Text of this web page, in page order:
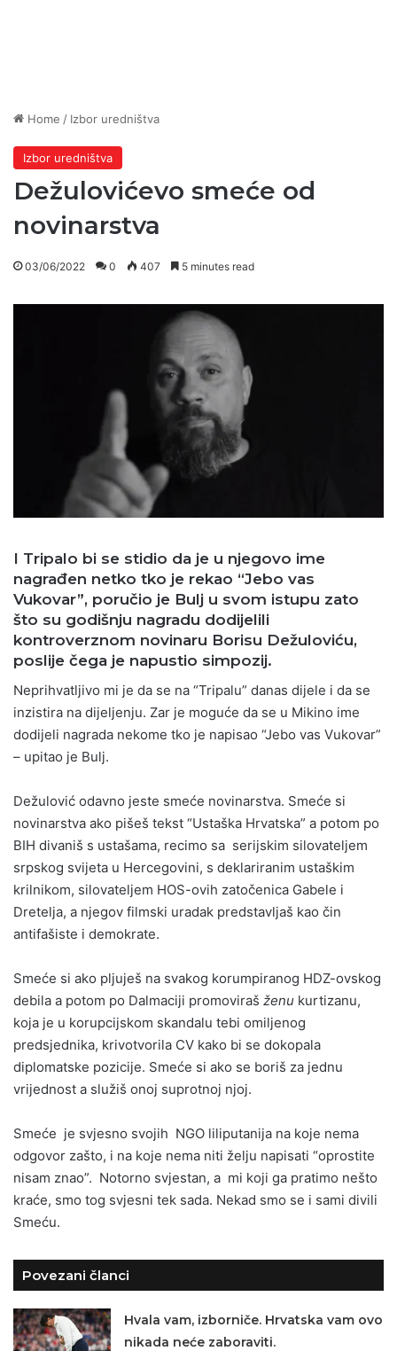
Home / Izbor uredništva
Izbor uredništva
Dežulovićevo smeće od
novinarstva
03/06/2022 0 407 5 minutes read
I Tripalo bi se stidio da je u njegovo ime
nagrađen netko tko je rekao “Jebo vas
Vukovar”, poručio je Bulj u svom istupu zato
što su godišnju nagradu dodijelili
kontroverznom novinaru Borisu Dežuloviću,
poslije čega je napustio simpozij.
Neprihvatljivo mi je da se na “Tripalu” danas dijele i da se
inzistira na dijeljenju. Zar je moguće da se u Mikino ime
dodijeli nagrada nekome tko je napisao “Jebo vas Vukovar”
– upitao je Bulj.
Dežulović odavno jeste smeće novinarstva. Smeće si
novinarstva ako pišeš tekst “Ustaška Hrvatska” a potom po
BIH divaniš s ustašama, recimo sa serijskim silovateljem
srpskog svijeta u Hercegovini, s deklariranim ustaškim
krilnikom, silovateljem HOS-ovih zatočenica Gabele i
Dretelja, a njegov filmski uradak predstavljaš kao čin
antifašiste i demokrate.
Smeće si ako pljuješ na svakog korumpiranog HDZ-ovskog
debila a potom po Dalmaciji promoviraš ženu kurtizanu,
koja je u korupcijskom skandalu tebi omiljenog
predsjednika, krivotvorila CV kako bi se dokopala
diplomatske pozicije. Smeće si ako se boriš za jednu
vrijednost a služiš onoj suprotnoj njoj.
Smeće je svjesno svojih NGO liliputanija na koje nema
odgovor zašto, i na koje nema niti želju napisati “oprostite
nisam znao”. Notorno svjestan, a mi koji ga pratimo nešto
kraće, smo tog svjesni tek sada. Nekad smo se i sami divili
Smeću.
Povezani članci
Hvala vam, izborniče. Hrvatska vam ovo
nikada neće zaboraviti.